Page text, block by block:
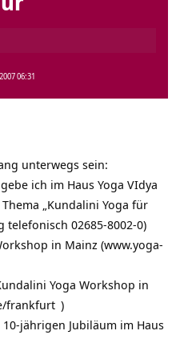
06:31
unterwegs sein:
ich im Haus Yoga VIdya
„Kundalini Yoga für
telefonisch 02685-8002-0)
in Mainz (www.yoga-
Yoga Workshop in
frankfurt )
10-jährigen Jubiläum im Haus